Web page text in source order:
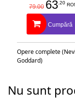
79.00 63.20
Cumpără
Opere complete
Goddard)
Nu sunt